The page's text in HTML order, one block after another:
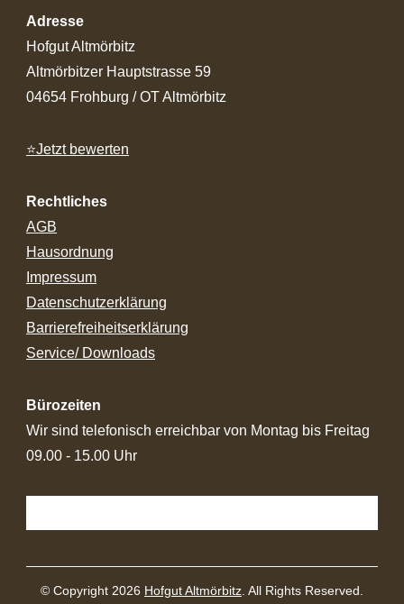
Adresse
Hofgut Altmörbitz
Altmörbitzer Hauptstrasse 59
04654 Frohburg / OT Altmörbitz
⭐Jetzt bewerten
Rechtliches
AGB
Hausordnung
Impressum
Datenschutzerklärung
Barrierefreiheitserklärung
Service/ Downloads
Bürozeiten
Wir sind telefonisch erreichbar von Montag bis Freitag
09.00 - 15.00 Uhr
© Copyright 2026 Hofgut Altmörbitz . All Rights Reserved.